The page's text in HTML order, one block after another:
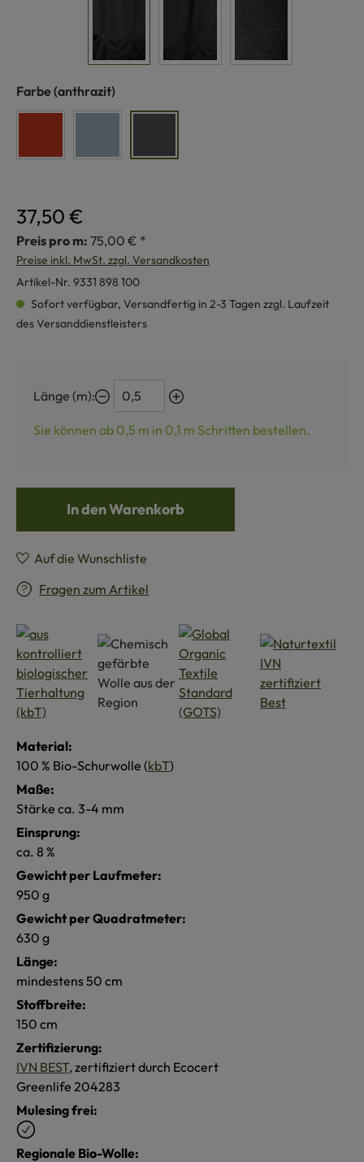
Farbe auswählen
(anthrazit)
37,50 €
Preis pro m: 75,00 € *
Preise inkl. MwSt. zzgl. Versandkosten
Artikel-Nr. 9331 898 100
Sofort verfügbar, Versandfertig in 2-3 Tagen zzgl. Laufzeit
des Versanddienstleisters
Länge (m):
Sie können ab 0,5 m in 0,1 m Schritten bestellen.
In den Warenkorb
Auf die Wunschliste
Fragen zum Artikel
Material:
100 % Bio-Schurwolle (kbT)
Maße:
Stärke ca. 3-4 mm
Einsprung:
ca. 8 %
Gewicht per Laufmeter:
950 g
Gewicht per Quadratmeter:
630 g
Länge:
mindestens 50 cm
Stoffbreite:
150 cm
Zertifizierung:
IVN BEST, zertifiziert durch Ecocert
Greenlife 204283
Mulesing frei:
Regionale Bio-Wolle: